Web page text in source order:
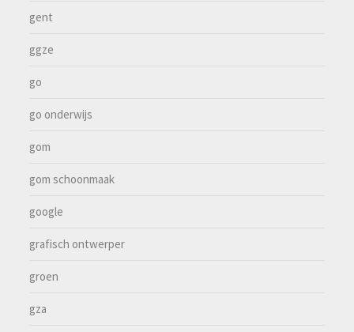
gent
ggze
go
go onderwijs
gom
gom schoonmaak
google
grafisch ontwerper
groen
gza